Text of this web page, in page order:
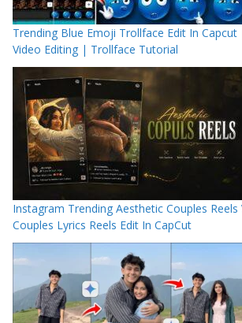
Trending Blue Emoji Trollface Edit In
Video Editing | Trollface Tutorial
Instagram Trending Aesthetic Couples Reels
Couples Lyrics Reels Edit In CapCut